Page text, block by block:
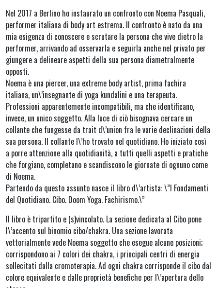
Nel 2017 a Berlino ho instaurato un confronto con Noema Pasquali,
performer italiana di body art estrema. Il confronto è nato da una
mia esigenza di conoscere e scrutare la persona che vive dietro la
performer, arrivando ad osservarla e seguirla anche nel privato per
giungere a delineare aspetti della sua persona diametralmente
opposti.
Noema è una piercer, una extreme body artist, prima fachira
italiana, un\’insegnante di yoga kundalini e una terapeuta.
Professioni apparentemente incompatibili, ma che identificano,
invece, un unico soggetto. Alla luce di ciò bisognava cercare un
collante che fungesse da trait d\’union fra le varie declinazioni della
sua persona. Il collante l\’ho trovato nel quotidiano. Ho iniziato così
a porre attenzione alla quotidianità, a tutti quelli aspetti e pratiche
che forgiano, completano e scandiscono le giornate di ognuno come
di Noema.
Partendo da questo assunto nasce il libro d\’artista: \”I Fondamenti
del Quotidiano. Cibo. Doom Yoga. Fachirismo.\”
Il libro è tripartito e (s)vincolato. La sezione dedicata al Cibo pone
l\’accento sul binomio cibo/chakra. Una sezione lavorata
vettorialmente vede Noema soggetto che esegue alcune posizioni;
corrispondono ai 7 colori dei chakra, i principali centri di energia
sollecitati dalla cromoterapia. Ad ogni chakra corrisponde il cibo dal
colore equivalente e dalle proprietà benefiche per l\’apertura dello